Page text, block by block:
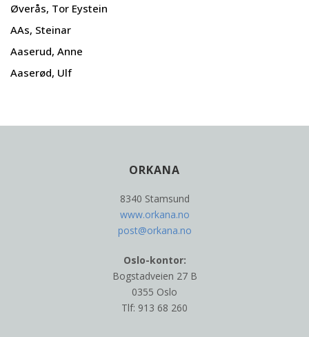
Øverås, Tor Eystein
AAs, Steinar
Aaserud, Anne
Aaserød, Ulf
ORKANA
8340 Stamsund
www.orkana.no
post@orkana.no
Oslo-kontor:
Bogstadveien 27 B
0355 Oslo
Tlf: 913 68 260